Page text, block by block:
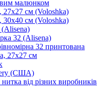
малюнком
27х27 см (Voloshka)
30х40 см (Voloshka)
(Alisena)
32 (Alisena)
32 принтована
27х27 см
(США)
від різних виробників